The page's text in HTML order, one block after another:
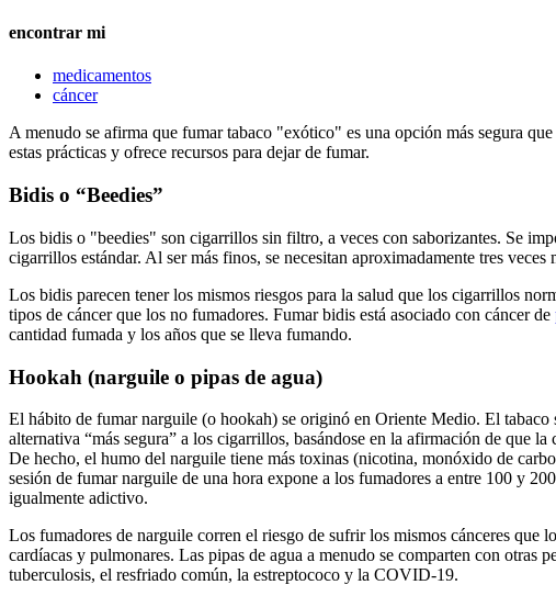
encontrar mi
medicamentos
cáncer
A menudo se afirma que fumar tabaco "exótico" es una opción más segura
estas prácticas y ofrece recursos para dejar de fumar.
Bidis o “Beedies”
Los bidis o "beedies" son cigarrillos sin filtro, a veces con saborizantes. Se
cigarrillos estándar. Al ser más finos, se necesitan aproximadamente tres
Los bidis parecen tener los mismos riesgos para la salud que los cigarrillos
tipos de cáncer que los no fumadores. Fumar bidis está asociado con cáncer de
cantidad fumada y los años que se lleva fumando.
Hookah (narguile o pipas de agua)
El hábito de fumar narguile (o hookah) se originó en Oriente Medio. El tabaco
alternativa “más segura” a los cigarrillos, basándose en la afirmación de que
De hecho, el humo del narguile tiene más toxinas (nicotina, monóxido de
sesión de fumar narguile de una hora expone a los fumadores a entre 100 y
igualmente adictivo.
Los fumadores de narguile corren el riesgo de sufrir los mismos cánceres que
cardíacas y pulmonares. Las pipas de agua a menudo se comparten con otras
tuberculosis, el resfriado común, la estreptococo y la COVID-19.